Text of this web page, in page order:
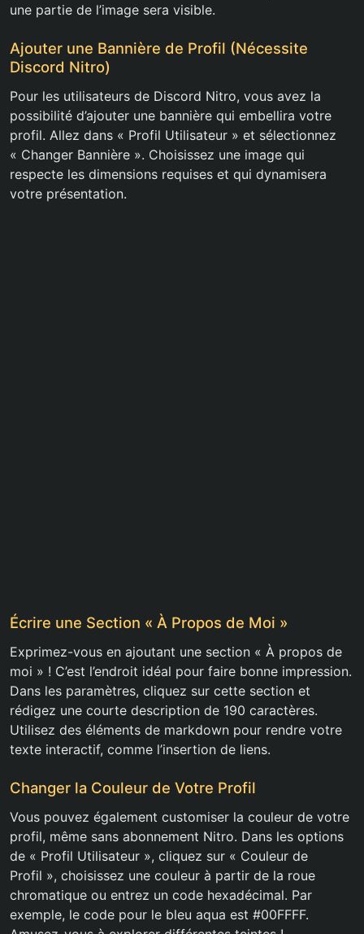
une partie de l’image sera visible.
Ajouter une Bannière de Profil (Nécessite
Discord Nitro)
Pour les utilisateurs de Discord Nitro, vous avez la
possibilité d’ajouter une bannière qui embellira votre
profil. Allez dans « Profil Utilisateur » et sélectionnez
« Changer Bannière ». Choisissez une image qui
respecte les dimensions requises et qui dynamisera
votre présentation.
Écrire une Section « À Propos de Moi »
Exprimez-vous en ajoutant une section « À propos de
moi » ! C’est l’endroit idéal pour faire bonne impression.
Dans les paramètres, cliquez sur cette section et
rédigez une courte description de 190 caractères.
Utilisez des éléments de markdown pour rendre votre
texte interactif, comme l’insertion de liens.
Changer la Couleur de Votre Profil
Vous pouvez également customiser la couleur de votre
profil, même sans abonnement Nitro. Dans les options
de « Profil Utilisateur », cliquez sur « Couleur de
Profil », choisissez une couleur à partir de la roue
chromatique ou entrez un code hexadécimal. Par
exemple, le code pour le bleu aqua est #00FFFF.